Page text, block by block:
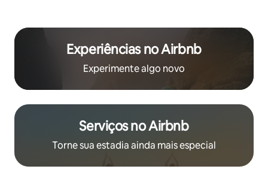
Experiências no Airbnb
Experimente algo novo
Serviços no Airbnb
Torne sua estadia ainda mais especial